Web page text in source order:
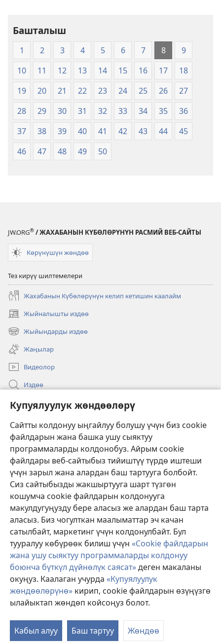
Купуялуулук жөндөөлөрү
Сайтты колдонуу ыңгайлуу болушу үчүн биз cookie
файлдарын жана башка ушу сыяктуу
программаларды колдонобуз. Айрым cookie
файлдары веб-сайтыбыз тийиштүү түрдө иштеши
үчүн зарыл жана алардан баш тартууга болбойт.
Сиз сайтыбызды жакшыртууга шарт түзгөн
кошумча cookie файлдарын колдонууга
макулдугуңузду бере аласыз же алардан баш тарта
аласыз. Биз чогулткан маалыматтар эч качан
сатылбайт, маркетинг үчүн колдонулбайт. Бул
тууралуу көбүрөөк билиш үчүн «Cookie файлдарын
жана ушу сыяктуу программаларды колдонуу
боюнча бүткүл дүйнөлүк саясат»деген макаланы
окуңуз. Каалаган учурда «Купуялуулук
жөндөөлөрүнө» кирип, cookie файлдарын өзүңүзгө
ылайыктап жөндөп койсоңуз болот.
Кабыл алуу Баш тартуу Жөндөө
Башталыш
1 2 3 4 5 6 7 8
9
10
11 12 13 14 15 16 17
18
19
20 21 22 23 24 25 26
27
28
29 30 31 32 33 34 35
36
37
38 39 40 41 42 43 44
45
46
47 48 49 50
JW.ORG® / ЖАХАБАНЫН КҮБӨЛӨРҮНҮН РАСМИЙ ВЕБ-САЙТЫ
Көрүнүшүн жөндөө
Тез кирүү шилтемелери
Жахабанын Күбөлөрүнүн келип кетишин каалайм
Жыйналышты издөө
(жаңы
терезе
ачат)
Жыйындарды издөө
(жаңы
терезе
ачат)
Жаңылар
Видеолор
Издөө
Бийлик өкүлдөрү үчүн маалымат
Тартуулар
(жаңы
терезе
ачат)
ОНЛАЙН КИТЕПКАНА
(жаңы
терезе
ачат) JW Hub
(жаңы
терезе
ачат) JW Library
Watchtower Library
Copyright© 2026 Watch Tower Bible and Tract Society of Pennsylvania.
КОЛДОНУУ ШАРТТАРЫ
КУПУЯЛУУЛУК САЯСАТЫ
ЖӨНДӨӨЛӨРҮ